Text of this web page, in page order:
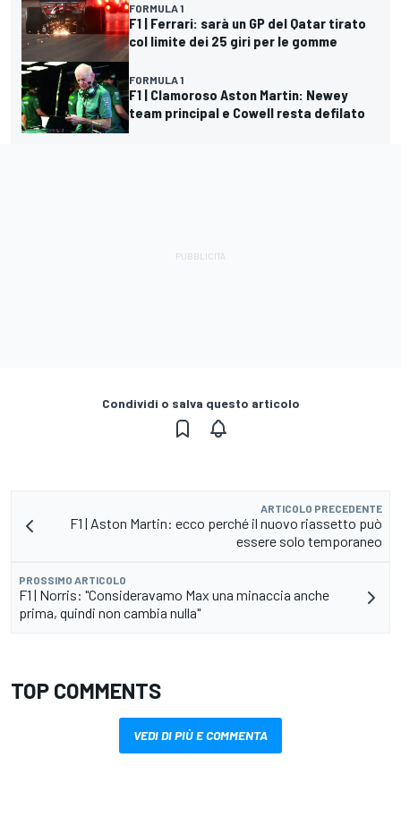
FORMULA 1
F1 | Ferrari: sarà un GP del Qatar tirato
col limite dei 25 giri per le gomme
FORMULA 1
F1 | Clamoroso Aston Martin: Newey
team principal e Cowell resta defilato
Condividi o salva questo articolo
ARTICOLO PRECEDENTE
F1 | Aston Martin: ecco perché il nuovo riassetto può
essere solo temporaneo
PROSSIMO ARTICOLO
F1 | Norris: "Consideravamo Max una minaccia anche
prima, quindi non cambia nulla"
TOP COMMENTS
VEDI DI PIÙ E COMMENTA